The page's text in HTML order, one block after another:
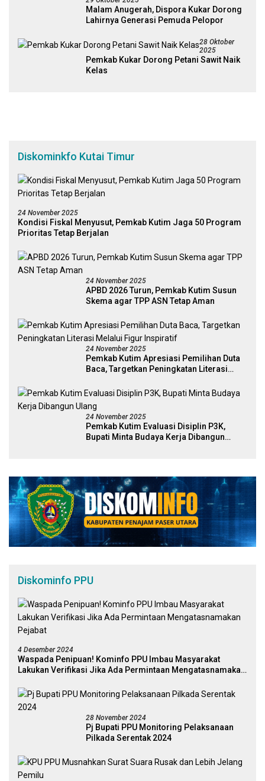
Malam Anugerah, Dispora Kukar Dorong
Lahirnya Generasi Pemuda Pelopor
28 Oktober
2025
Pemkab Kukar Dorong Petani Sawit Naik
Kelas
Diskominkfo Kutai Timur
24 November 2025
Kondisi Fiskal Menyusut, Pemkab Kutim Jaga 50 Program
Prioritas Tetap Berjalan
24 November 2025
APBD 2026 Turun, Pemkab Kutim Susun
Skema agar TPP ASN Tetap Aman
24 November 2025
Pemkab Kutim Apresiasi Pemilihan Duta
Baca, Targetkan Peningkatan Literasi
24 November 2025
Pemkab Kutim Evaluasi Disiplin P3K,
Bupati Minta Budaya Kerja Dibangun
Diskominfo PPU
4 Desember 2024
Waspada Penipuan! Kominfo PPU Imbau Masyarakat
Lakukan Verifikasi Jika Ada Permintaan Mengatasnamakan
28 November 2024
Pj Bupati PPU Monitoring Pelaksanaan
Pilkada Serentak 2024